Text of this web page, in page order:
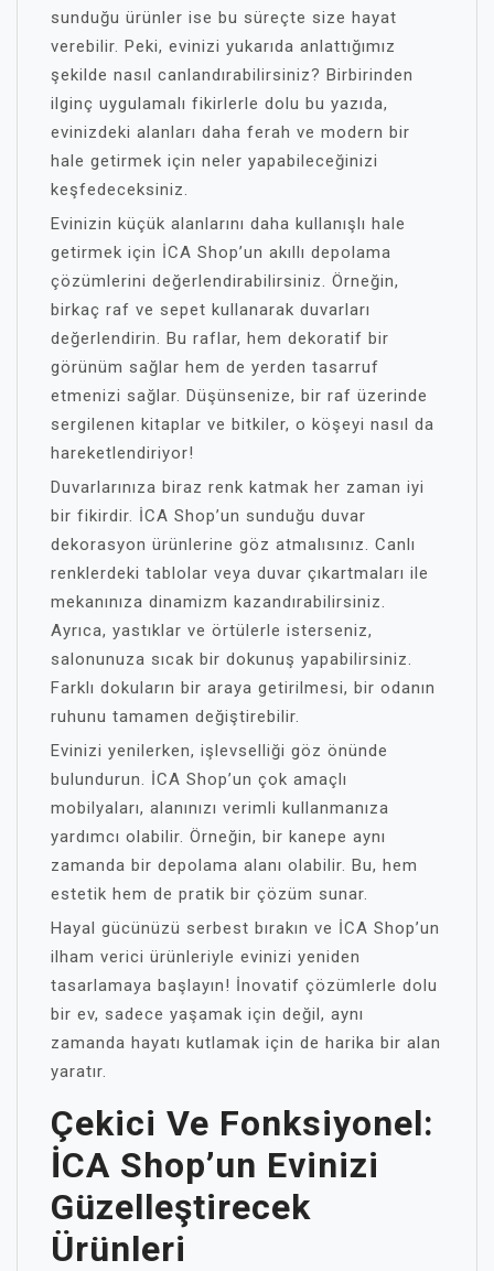
sunduğu ürünler ise bu süreçte size hayat
verebilir. Peki, evinizi yukarıda anlattığımız
şekilde nasıl canlandırabilirsiniz? Birbirinden
ilginç uygulamalı fikirlerle dolu bu yazıda,
evinizdeki alanları daha ferah ve modern bir
hale getirmek için neler yapabileceğinizi
keşfedeceksiniz.
Evinizin küçük alanlarını daha kullanışlı hale
getirmek için İCA Shop’un akıllı depolama
çözümlerini değerlendirabilirsiniz. Örneğin,
birkaç raf ve sepet kullanarak duvarları
değerlendirin. Bu raflar, hem dekoratif bir
görünüm sağlar hem de yerden tasarruf
etmenizi sağlar. Düşünsenize, bir raf üzerinde
sergilenen kitaplar ve bitkiler, o köşeyi nasıl da
hareketlendiriyor!
Duvarlarınıza biraz renk katmak her zaman iyi
bir fikirdir. İCA Shop’un sunduğu duvar
dekorasyon ürünlerine göz atmalısınız. Canlı
renklerdeki tablolar veya duvar çıkartmaları ile
mekanınıza dinamizm kazandırabilirsiniz.
Ayrıca, yastıklar ve örtülerle isterseniz,
salonunuza sıcak bir dokunuş yapabilirsiniz.
Farklı dokuların bir araya getirilmesi, bir odanın
ruhunu tamamen değiştirebilir.
Evinizi yenilerken, işlevselliği göz önünde
bulundurun. İCA Shop’un çok amaçlı
mobilyaları, alanınızı verimli kullanmanıza
yardımcı olabilir. Örneğin, bir kanepe aynı
zamanda bir depolama alanı olabilir. Bu, hem
estetik hem de pratik bir çözüm sunar.
Hayal gücünüzü serbest bırakın ve İCA Shop’un
ilham verici ürünleriyle evinizi yeniden
tasarlamaya başlayın! İnovatif çözümlerle dolu
bir ev, sadece yaşamak için değil, aynı
zamanda hayatı kutlamak için de harika bir alan
yaratır.
Çekici Ve Fonksiyonel:
İCA Shop’un Evinizi
Güzelleştirecek
Ürünleri